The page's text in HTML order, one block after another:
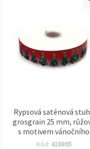
Rypsová saténová
grosgrain 25 mm,
s motivem vánočního
stromku – 3 m
Kód: 418865